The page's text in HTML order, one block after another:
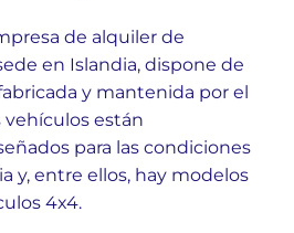
de alquiler de
en Islandia, dispone de
y mantenida por el
vehículos están
para las condiciones
y, entre ellos, hay modelos
4x4.